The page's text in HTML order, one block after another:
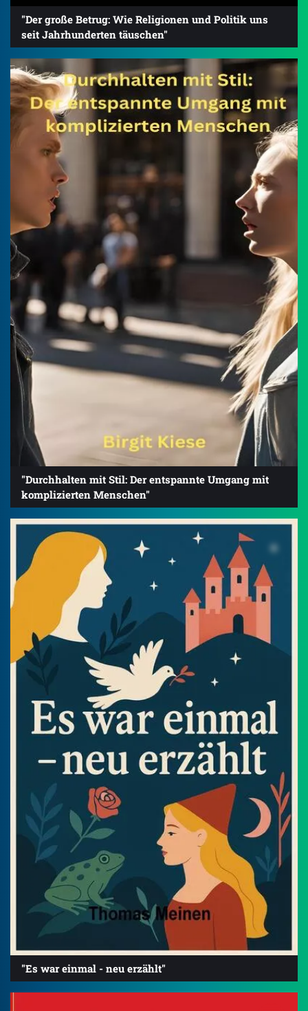
"Der große Betrug: Wie Religionen und Politik uns
seit Jahrhunderten täuschen"
"Durchhalten mit Stil: Der entspannte Umgang mit
komplizierten Menschen"
"Es war einmal - neu erzählt"